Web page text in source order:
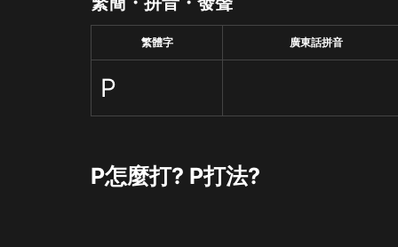
繁體字 廣東話拼音
Р
Р怎麼打? Р打法?